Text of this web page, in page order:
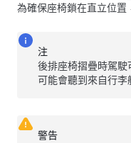
為確保座椅鎖在直立位置
注
後排座椅摺疊時駕駛
可能會聽到來自行李
警告